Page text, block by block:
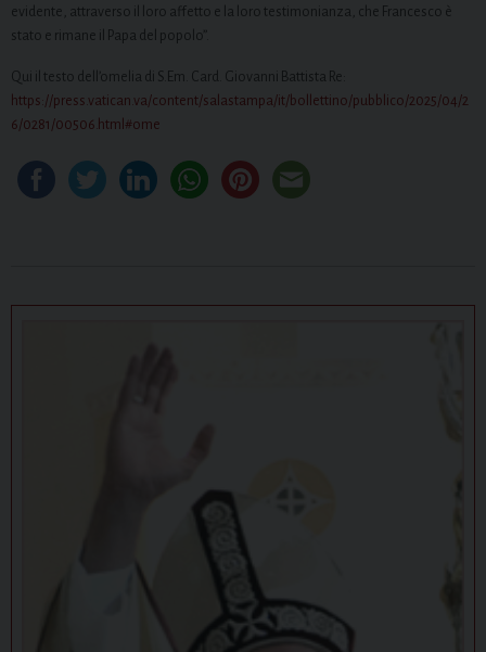
evidente, attraverso il loro affetto e la loro testimonianza, che Francesco è
stato e rimane il Papa del popolo”.
Qui il testo dell’omelia di S.Em. Card. Giovanni Battista Re:
https://press.vatican.va/content/salastampa/it/bollettino/pubblico/2025/04/2
6/0281/00506.html#ome